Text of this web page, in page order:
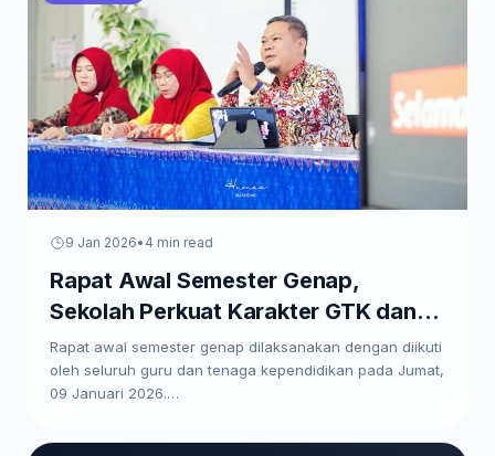
9 Jan 2026• 4 min read
Rapat Awal Semester Genap,
Sekolah Perkuat Karakter GTK dan
Paparkan Program Kerja
Rapat awal semester genap dilaksanakan dengan diikuti
oleh seluruh guru dan tenaga kependidikan pada Jumat,
09 Januari 2026.…